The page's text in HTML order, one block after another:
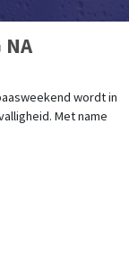
NA
wordt in
Met name